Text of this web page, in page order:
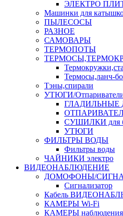
ЭЛЕКТРО
Машинки для
ПЫЛЕСОСЫ
РАЗНОЕ
САМОВАРЫ
ТЕРМОПОТЫ
Термосы,ланч-
Тэны,спирали
УТЮГИ/
ГЛАДИЛЬНЫЕ
СУШИЛКИ для
УТЮГИ
ФИЛЬТРЫ ВОДЫ
Фильтры воды
ЧАЙНИКИ электро
ВИДЕОНАБЛЮДЕНИЕ
ДОМОФОНЫ/
Сигнализатор
Кабель
КАМЕРЫ Wi-Fi
КАМЕРЫ наблюдения